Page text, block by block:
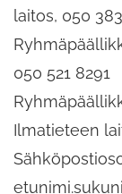
laitos, 050
050 521 8291
Ilmatieteen